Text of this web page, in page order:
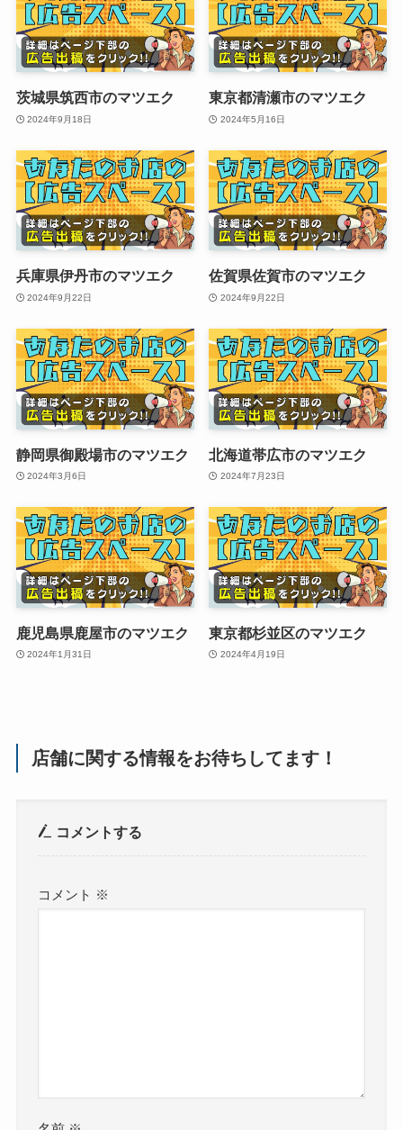
茨城県筑西市のマツエク
2024年9月18日
東京都清瀬市のマツエク
2024年5月16日
兵庫県伊丹市のマツエク
2024年9月22日
佐賀県佐賀市のマツエク
2024年9月22日
静岡県御殿場市のマツエク
2024年3月6日
北海道帯広市のマツエク
2024年7月23日
鹿児島県鹿屋市のマツエク
2024年1月31日
東京都杉並区のマツエク
2024年4月19日
店舗に関する情報をお待ちしてます！
コメントする
コメント ※